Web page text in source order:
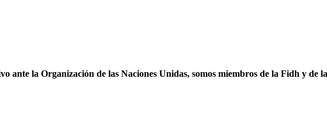
ante la Organización de las Naciones Unidas, somos miembros de la Fidh y